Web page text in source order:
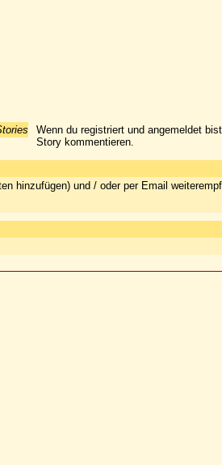
Wenn du registriert und angemeldet
Story kommentieren.
hinzufügen) und / oder per Email